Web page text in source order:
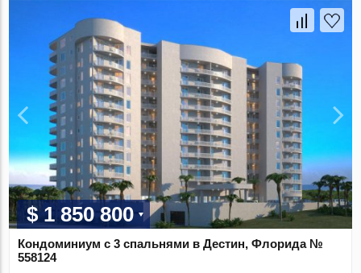
$ 1 850 800
Кондоминиум с 3 спальнями в Дестин, Флорида №
558124